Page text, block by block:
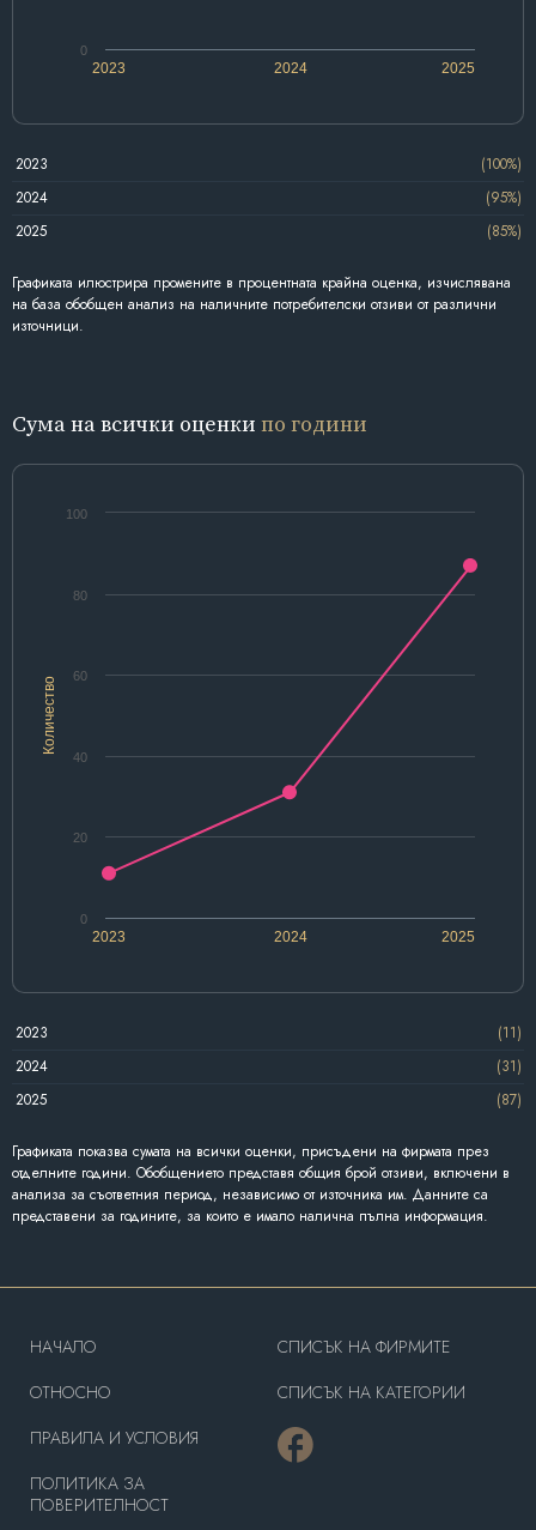
2023 2024 2025
0
2023
(100%)
2024
(95%)
2025
(85%)
Графиката илюстрира промените в процентната крайна оценка, изчислявана
на база обобщен анализ на наличните потребителски отзиви от различни
източници.
Сума на всички оценки по години
Количество
2023 2024 2025
0
20
40
60
80
100
2023
(11)
2024
(31)
2025
(87)
Графиката показва сумата на всички оценки, присъдени на фирмата през
отделните години. Обобщението представя общия брой отзиви, включени в
анализа за съответния период, независимо от източника им. Данните са
представени за годините, за които е имало налична пълна информация.
HAЧАЛО
OТНОСНО
ПРАВИЛА И УСЛОВИЯ
ПОЛИТИКА ЗА
ПОВЕРИТЕЛНОСТ
СПИСЪК НА ФИРМИТЕ
СПИСЪК НА КАТЕГОРИИ